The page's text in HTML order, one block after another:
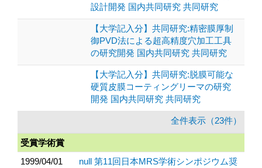
設計開発 国内共同研究 共同研究
【大学記入分】共同研究:精密膜厚制
御PVD法による超高精度穴加工工具
の研究開発 国内共同研究 共同研究
【大学記入分】共同研究:脱膜可能な
硬質皮膜コーティングリーマの研究
開発 国内共同研究 共同研究
全件表示（23件）
受賞学術賞
1999/04/01
null 第11回日本MRS学術シンポジウム奨